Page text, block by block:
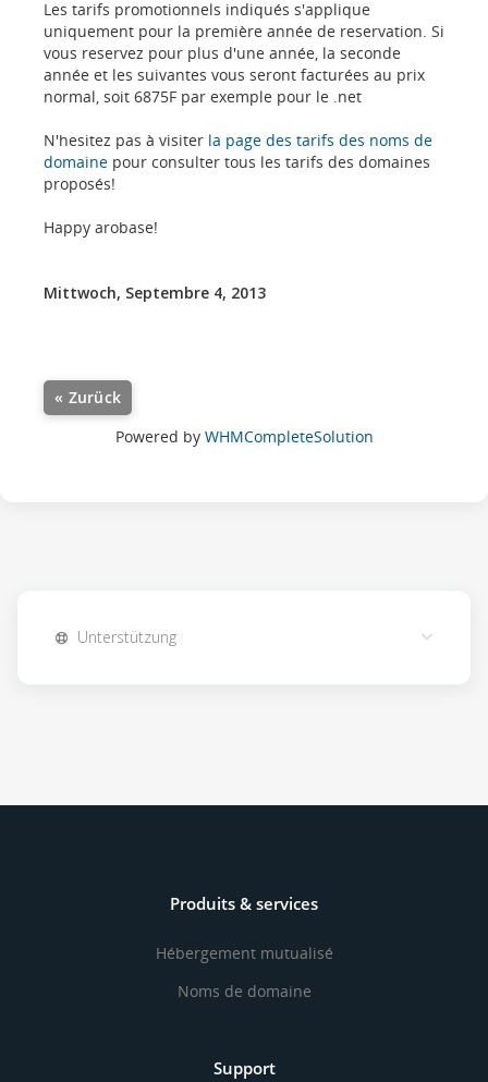
Les tarifs promotionnels indiqués s'applique
uniquement pour la première année de reservation. Si
vous reservez pour plus d'une année, la seconde
année et les suivantes vous seront facturées au prix
normal, soit 6875F par exemple pour le .net
N'hesitez pas à visiter la page des tarifs des noms de
domaine pour consulter tous les tarifs des domaines
proposés!
Happy arobase!
Mittwoch, Septembre 4, 2013
« Zurück
Powered by WHMCompleteSolution
Unterstützung
Produits & services
Hébergement mutualisé
Noms de domaine
Support